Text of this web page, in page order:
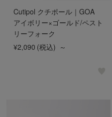
Cutipol クチポール｜GOA
アイボリー×ゴールド/ペスト
リーフォーク
¥2,090 (税込) ～